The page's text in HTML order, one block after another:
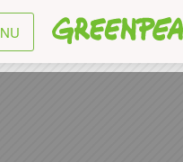
Greenpeace